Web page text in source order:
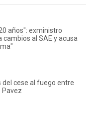
años": exministro
cambios al SAE y acusa
del cese al fuego entre
Pavez